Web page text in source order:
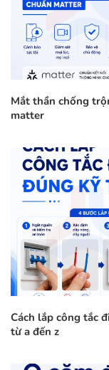
Mắt thần chống
matter
Cách lắp công tắc
từ a đến z